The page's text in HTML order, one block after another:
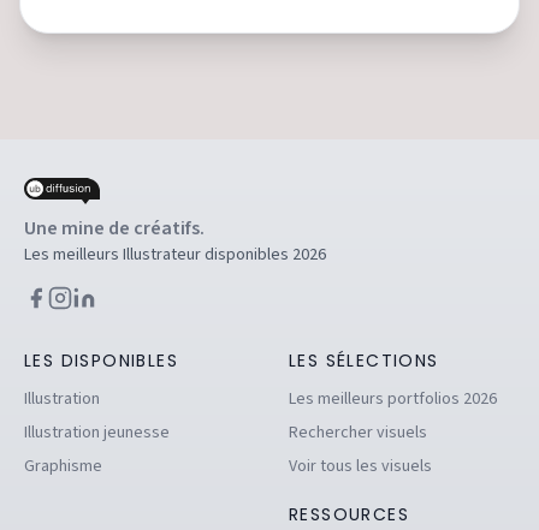
Une mine de créatifs.
Les meilleurs Illustrateur disponibles 2026
LES DISPONIBLES
Illustration
Illustration jeunesse
Graphisme
LES SÉLECTIONS
Les meilleurs portfolios 2026
Rechercher visuels
Voir tous les visuels
RESSOURCES